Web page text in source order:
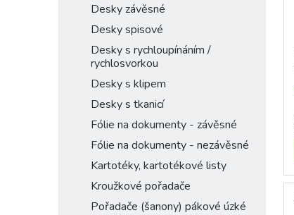
Desky závěsné
Desky spisové
Desky s rychloupínáním /
rychlosvorkou
Desky s klipem
Desky s tkanicí
Fólie na dokumenty - závěsné
Fólie na dokumenty - nezávěsné
Kartotéky, kartotékové listy
Kroužkové pořadače
Pořadače (šanony) pákové úzké